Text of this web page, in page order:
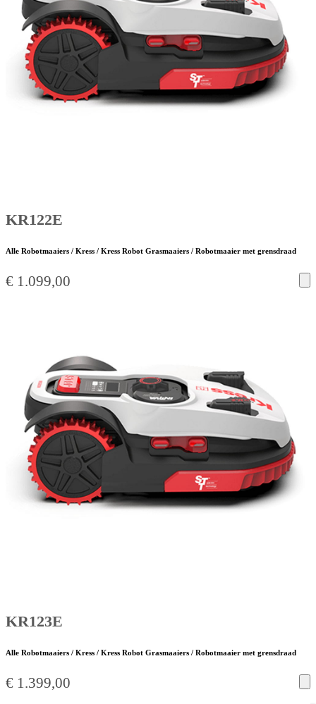
KR122E
Alle Robotmaaiers / Kress / Kress Robot Grasmaaiers / Robotmaaier met grensdraad
€ 1.099,00
KR123E
Alle Robotmaaiers / Kress / Kress Robot Grasmaaiers / Robotmaaier met grensdraad
€ 1.399,00